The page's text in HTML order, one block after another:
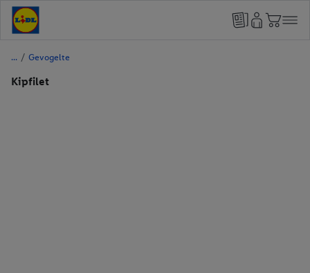
/ Gevogelte
Kipfilet